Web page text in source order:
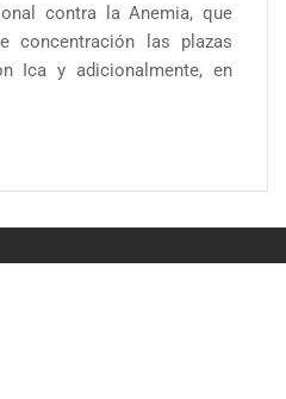
contra la Anemia, que
concentración las plazas
Ica y adicionalmente, en